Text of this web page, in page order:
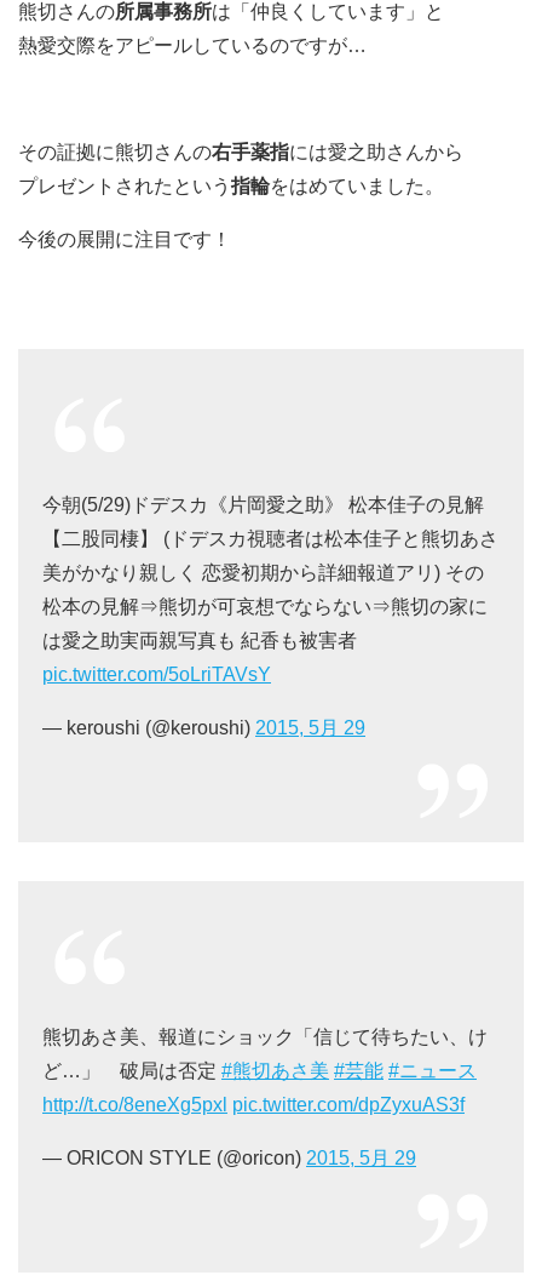
熊切さんの所属事務所は「仲良くしています」と
熱愛交際をアピールしているのですが…
その証拠に熊切さんの右手薬指には愛之助さんから
プレゼントされたという 指輪をはめていました。
今後の展開に注目です！
今朝(5/29)ドデスカ《片岡愛之助》 松本佳子の見解
【二股同棲】 (ドデスカ視聴者は松本佳子と熊切あさ
美がかなり親しく 恋愛初期から詳細報道アリ) その
松本の見解⇒熊切が可哀想でならない⇒熊切の家に
は愛之助実両親写真も 紀香も被害者
pic.twitter.com/5oLriTAVsY
— keroushi (@keroushi) 2015, 5月 29
熊切あさ美、報道にショック「信じて待ちたい、け
ど…」 破局は否定 #熊切あさ美 #芸能 #ニュース
http://t.co/8eneXg5pxl pic.twitter.com/dpZyxuAS3f
— ORICON STYLE (@oricon) 2015, 5月 29